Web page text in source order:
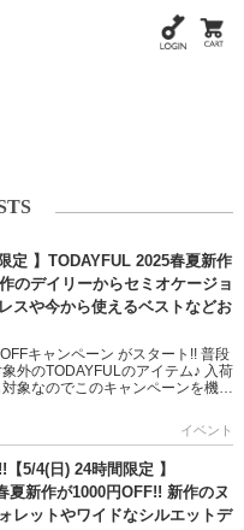
定 】TODAYFUL 2025春夏新作
のデイリーからセミオケージョ
スや今から使えるベストなどお
キャンペーン がスタート!! 普段
外のTODAYFULのアイテム♪ 入荷
象なのでこのキャンペーンを機に
イベント
5/4(日) 24時間限定 】
夏新作が1000円OFF!! 新作のヌ
レットやワイドなシルエットデ